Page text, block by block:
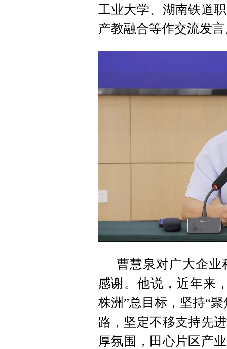
工业大学、湖南铁道
产教融合等作交流发
曹慧泉对广大企业
感谢。他说，近年来
株洲”总目标，坚持“
路，坚定不移支持先
厚氛围，田心片区产